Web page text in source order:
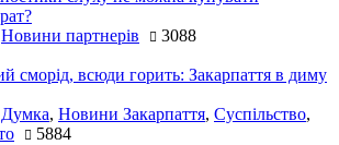
Новини партнерів 3088
сморід, всюди горить: Закарпаття в диму
Думка, Новини Закарпаття, Суспільство,
5884